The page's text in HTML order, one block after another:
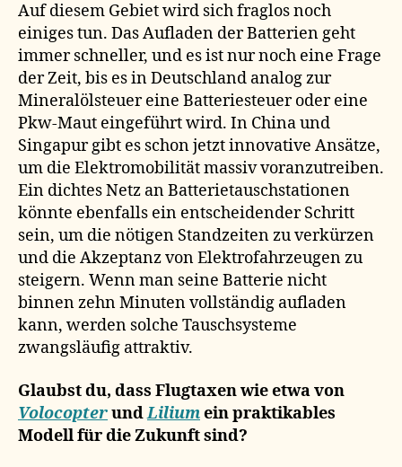
Auf diesem Gebiet wird sich fraglos noch
einiges tun. Das Aufladen der Batterien geht
immer schneller, und es ist nur noch eine Frage
der Zeit, bis es in Deutschland analog zur
Mineralölsteuer eine Batteriesteuer oder eine
Pkw-Maut eingeführt wird. In China und
Singapur gibt es schon jetzt innovative Ansätze,
um die Elektromobilität massiv voranzutreiben.
Ein dichtes Netz an Batterietauschstationen
könnte ebenfalls ein entscheidender Schritt
sein, um die nötigen Standzeiten zu verkürzen
und die Akzeptanz von Elektrofahrzeugen zu
steigern. Wenn man seine Batterie nicht
binnen zehn Minuten vollständig aufladen
kann, werden solche Tauschsysteme
zwangsläufig attraktiv.
Glaubst du, dass Flugtaxen wie etwa von
VolocopterundLiliumein praktikables
Modell für die Zukunft sind?